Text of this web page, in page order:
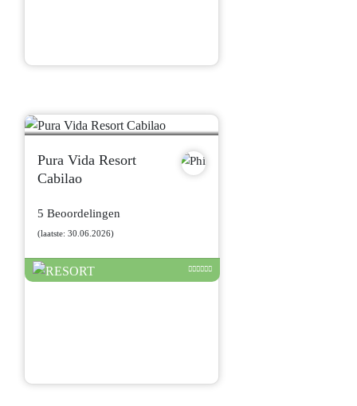
Pura Vida Resort
Cabilao
5 Beoordelingen
(laatste: 30.06.2026)